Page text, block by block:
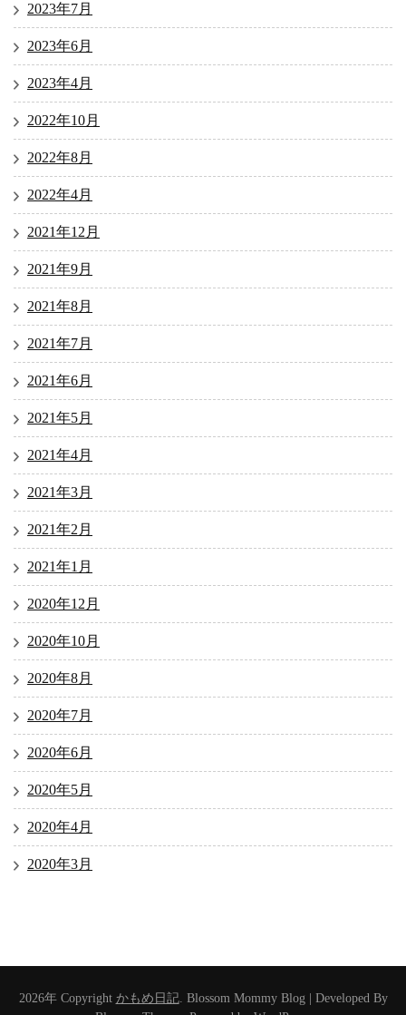
2023年7月
2023年6月
2023年4月
2022年10月
2022年8月
2022年4月
2021年12月
2021年9月
2021年8月
2021年7月
2021年6月
2021年5月
2021年4月
2021年3月
2021年2月
2021年1月
2020年12月
2020年10月
2020年8月
2020年7月
2020年6月
2020年5月
2020年4月
2020年3月
2026年 Copyright かもめ日記. Blossom Mommy Blog | Developed By